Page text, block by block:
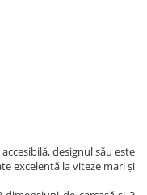
accesibilă, designul său este
excelentă la viteze mari și